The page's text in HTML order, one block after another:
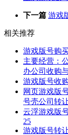
下一篇 游戏
相关推荐
游戏版号购
主要经营：
办公司收购
游戏版号收
网页游戏版
号壳公司转
云浮游戏版
25
游戏版号转